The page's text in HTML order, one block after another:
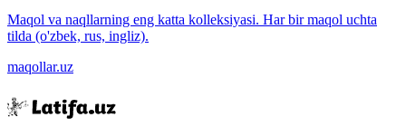
Maqol va naqllarning eng katta kolleksiyasi. Har bir maqol uchta
tilda (o'zbek, rus, ingliz).
maqollar.uz